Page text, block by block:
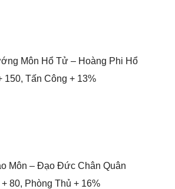
Môn Hổ Tử – Hoàng Phi Hổ
150, Tấn Công + 13%
Môn – Đạo Đức Chân Quân
80, Phòng Thủ + 16%